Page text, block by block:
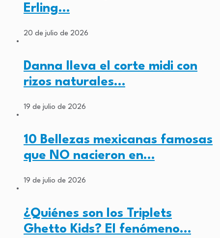
Erling…
20 de julio de 2026
Danna lleva el corte midi con
rizos naturales…
19 de julio de 2026
10 Bellezas mexicanas famosas
que NO nacieron en…
19 de julio de 2026
¿Quiénes son los Triplets
Ghetto Kids? El fenómeno…